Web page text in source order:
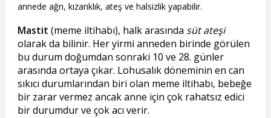
annede ağrı, kızarıklık, ateş ve halsizlik yapabilir.
Mastit (meme iltihabı), halk arasında süt ateşi
olarak da bilinir. Her yirmi anneden birinde görülen
bu durum doğumdan sonraki 10 ve 28. günler
arasında ortaya çıkar. Lohusalık döneminin en can
sıkıcı durumlarından biri olan meme iltihabı, bebeğe
bir zarar vermez ancak anne için çok rahatsız edici
bir durumdur ve çok acı verir.